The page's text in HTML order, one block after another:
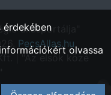
állásportálja"
PecsAllas.hu
| "Az elsők közé
olvassa